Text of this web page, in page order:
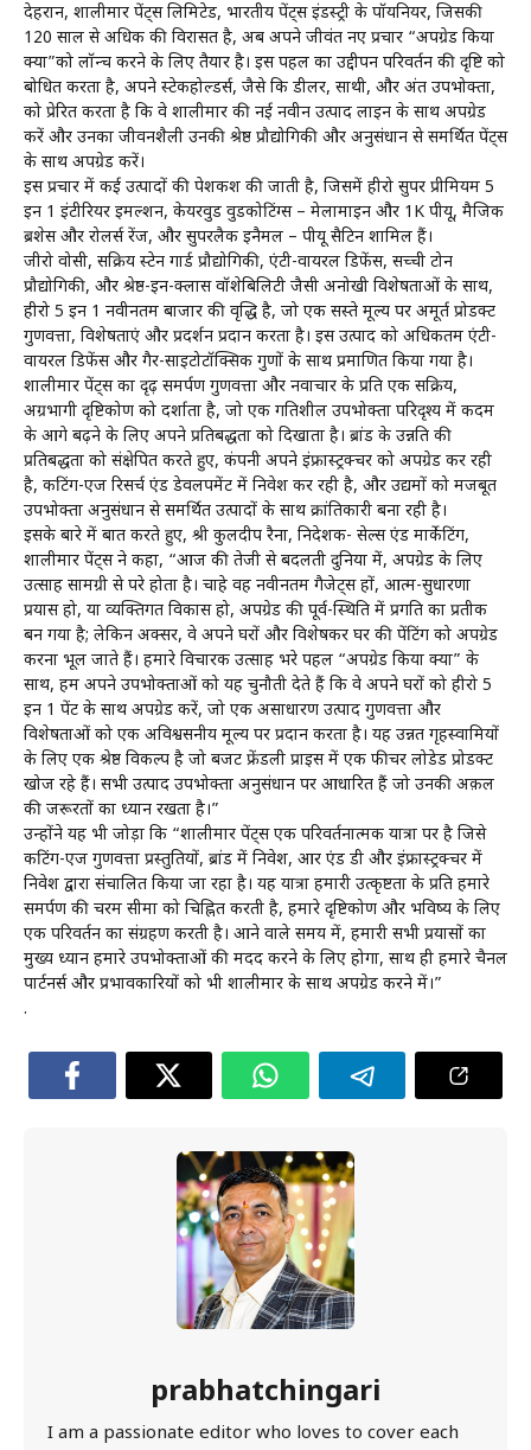
देहरादून, शालीमार पेंट्स लिमिटेड, भारतीय पेंट्स इंडस्ट्री के पॉयनियर, जिसकी
120 साल से अधिक की विरासत है, अब अपने जीवंत नए प्रचार “अपग्रेड किया
क्या”को लॉन्च करने के लिए तैयार है। इस पहल का उद्दीपन परिवर्तन की दृष्टि को
बोधित करता है, अपने स्टेकहोल्डर्स, जैसे कि डीलर, साथी, और अंत उपभोक्ता,
को प्रेरित करता है कि वे शालीमार की नई नवीन उत्पाद लाइन के साथ अपग्रेड
करें और उनका जीवनशैली उनकी श्रेष्ठ प्रौद्योगिकी और अनुसंधान से समर्थित पेंट्स
के साथ अपग्रेड करें।
इस प्रचार में कई उत्पादों की पेशकश की जाती है, जिसमें हीरो सुपर प्रीमियम 5
इन 1 इंटीरियर इमल्शन, केयरवुड वुडकोटिंग्स – मेलामाइन और 1K पीयू, मैजिक
ब्रशेस और रोलर्स रेंज, और सुपरलैक इनैमल – पीयू सैटिन शामिल हैं।
जीरो वोसी, सक्रिय स्टेन गार्ड प्रौद्योगिकी, एंटी-वायरल डिफेंस, सच्ची टोन
प्रौद्योगिकी, और श्रेष्ठ-इन-क्लास वॉशेबिलिटी जैसी अनोखी विशेषताओं के साथ,
हीरो 5 इन 1 नवीनतम बाजार की वृद्धि है, जो एक सस्ते मूल्य पर अमूर्त प्रोडक्ट
गुणवत्ता, विशेषताएं और प्रदर्शन प्रदान करता है। इस उत्पाद को अधिकतम एंटी-
वायरल डिफेंस और गैर-साइटोटॉक्सिक गुणों के साथ प्रमाणित किया गया है।
शालीमार पेंट्स का दृढ़ समर्पण गुणवत्ता और नवाचार के प्रति एक सक्रिय,
अग्रभागी दृष्टिकोण को दर्शाता है, जो एक गतिशील उपभोक्ता परिदृश्य में कदम
के आगे बढ़ने के लिए अपने प्रतिबद्धता को दिखाता है। ब्रांड के उन्नति की
प्रतिबद्धता को संक्षेपित करते हुए, कंपनी अपने इंफ्रास्ट्रक्चर को अपग्रेड कर रही
है, कटिंग-एज रिसर्च एंड डेवलपमेंट में निवेश कर रही है, और उद्यमों को मजबूत
उपभोक्ता अनुसंधान से समर्थित उत्पादों के साथ क्रांतिकारी बना रही है।
इसके बारे में बात करते हुए, श्री कुलदीप रैना, निदेशक- सेल्स एंड मार्केटिंग,
शालीमार पेंट्स ने कहा, “आज की तेजी से बदलती दुनिया में, अपग्रेड के लिए
उत्साह सामग्री से परे होता है। चाहे वह नवीनतम गैजेट्स हों, आत्म-सुधारणा
प्रयास हो, या व्यक्तिगत विकास हो, अपग्रेड की पूर्व-स्थिति में प्रगति का प्रतीक
बन गया है; लेकिन अक्सर, वे अपने घरों और विशेषकर घर की पेंटिंग को अपग्रेड
करना भूल जाते हैं। हमारे विचारक उत्साह भरे पहल “अपग्रेड किया क्या” के
साथ, हम अपने उपभोक्ताओं को यह चुनौती देते हैं कि वे अपने घरों को हीरो 5
इन 1 पेंट के साथ अपग्रेड करें, जो एक असाधारण उत्पाद गुणवत्ता और
विशेषताओं को एक अविश्वसनीय मूल्य पर प्रदान करता है। यह उन्नत गृहस्वामियों
के लिए एक श्रेष्ठ विकल्प है जो बजट फ्रेंडली प्राइस में एक फीचर लोडेड प्रोडक्ट
खोज रहे हैं। सभी उत्पाद उपभोक्ता अनुसंधान पर आधारित हैं जो उनकी अक़ल
की जरूरतों का ध्यान रखता है।”
उन्होंने यह भी जोड़ा कि “शालीमार पेंट्स एक परिवर्तनात्मक यात्रा पर है जिसे
कटिंग-एज गुणवत्ता प्रस्तुतियों, ब्रांड में निवेश, आर एंड डी और इंफ्रास्ट्रक्चर में
निवेश द्वारा संचालित किया जा रहा है। यह यात्रा हमारी उत्कृष्टता के प्रति हमारे
समर्पण की चरम सीमा को चिह्नित करती है, हमारे दृष्टिकोण और भविष्य के लिए
एक परिवर्तन का संग्रहण करती है। आने वाले समय में, हमारी सभी प्रयासों का
मुख्य ध्यान हमारे उपभोक्ताओं की मदद करने के लिए होगा, साथ ही हमारे चैनल
पार्टनर्स और प्रभावकारियों को भी शालीमार के साथ अपग्रेड करने में।”
.
prabhatchingari
I am a passionate editor who loves to cover each